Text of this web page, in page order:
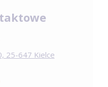
25-647 Kielce